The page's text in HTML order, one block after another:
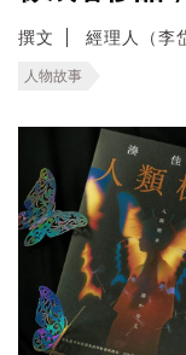
撰文 經理人（李
人物故事